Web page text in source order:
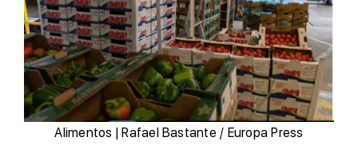
Alimentos | Rafael Bastante / Europa Press